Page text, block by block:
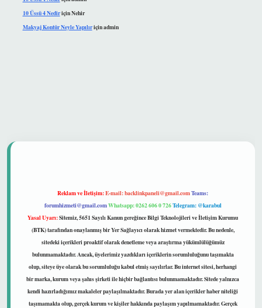
10 Üssü 4 NediriçinNehir
Makyaj Kontür Neyle Yapılıriçinadmin
Reklam ve İletişim:E-mail:backlinkpaneli@gmail.comTeams:
forumhizmeti@gmail.comWhatsapp: 0262 606 0 726Telegram: @karabul
Yasal Uyarı:Sitemiz, 5651 Sayılı Kanun gereğince Bilgi Teknolojileri ve İletişim Kurumu
(BTK) tarafından onaylanmış bir Yer Sağlayıcı olarak hizmet vermektedir. Bu nedenle,
sitedeki içerikleri proaktif olarak denetleme veya araştırma yükümlülüğümüz
bulunmamaktadır. Ancak, üyelerimiz yazdıkları içeriklerin sorumluluğunu taşımakta
olup, siteye üye olarak bu sorumluluğu kabul etmiş sayılırlar. Bu internet sitesi, herhangi
bir marka, kurum veya şahıs şirketi ile hiçbir bağlantısı bulunmamaktadır. Sitede yalnızca
kendi hazırladığımız makaleler paylaşılmaktadır. Burada yer alan içerikler haber niteliği
taşımamakta olup, gerçek kurum ve kişiler hakkında paylaşım yapılmamaktadır. Gerçek